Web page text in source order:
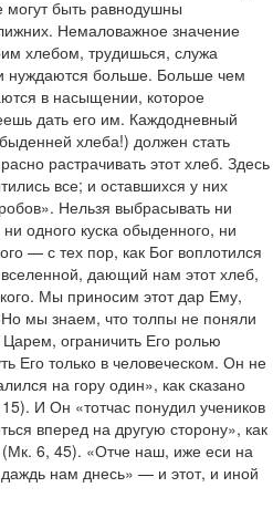
могут быть равнодушны
Немаловажное значение
хлебом, трудишься, служа
нуждаются больше. Больше чем
в насыщении, которое
дать его им. Каждодневный
хлеба!) должен стать
растрачивать этот хлеб. Здесь
все; и оставшихся у них
Нельзя выбрасывать ни
одного куска обыденного, ни
— с тех пор, как Бог воплотился
дающий нам этот хлеб,
Мы приносим этот дар Ему,
мы знаем, что толпы не поняли
ограничить Его ролью
Его только в человеческом. Он не
на гору один», как сказано
И Он «тотчас понудил учеников
вперед на другую сторону», как
(Мк. 6, 45). «Отче наш, иже еси на
нам днесь» — и этот, и иной